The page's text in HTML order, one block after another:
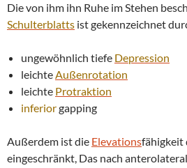
Die von ihm ihn Ruhe im Stehen
Schulterblatts ist gekennzeichnet
ungewöhnlich tiefe Depression
leichteAußenrotation
leichte Protraktion
inferiorgapping
Außerdem ist die Elevationsfähigkeit
eingeschränkt, Das nach